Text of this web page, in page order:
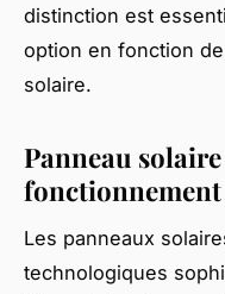
distinction est
option en fonction
solaire.
Panneau
fonctionnement
Les panneaux
technologiques